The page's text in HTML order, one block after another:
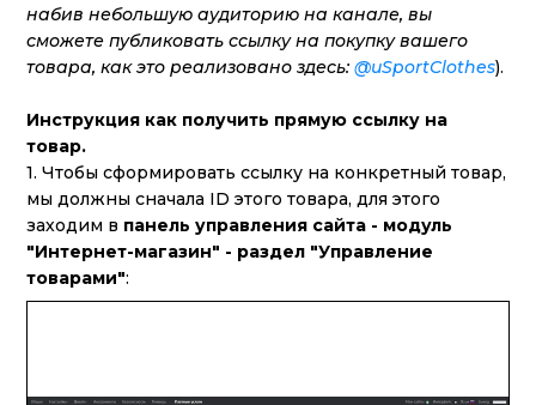
набив небольшую аудиторию на канале, вы
сможете публиковать ссылку на покупку вашего
товара, как это реализовано здесь: @uSportClothes).
Инструкция как получить прямую ссылку на
товар.
1. Чтобы сформировать ссылку на конкретный товар,
мы должны сначала ID этого товара, для этого
заходим в панель управления сайта - модуль
"Интернет-магазин" - раздел "Управление
товарами":